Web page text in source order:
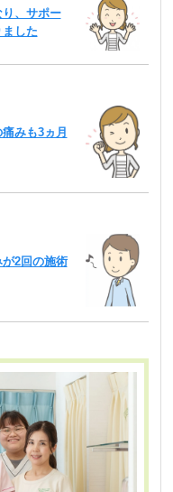
、サポー
した
みも3ヵ月
2回の施術